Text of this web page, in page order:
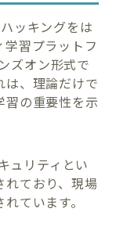
ッキングをは
習プラットフ
ズオン形式で
は、理論だけで
習の重要性を示
ュリティとい
ており、現場
ています。